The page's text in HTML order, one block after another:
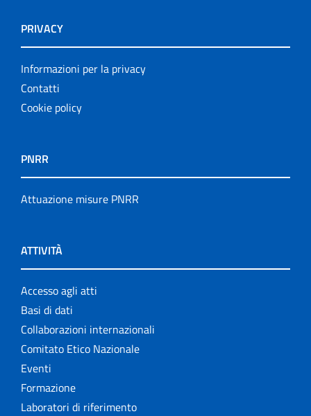
PRIVACY
Informazioni per la privacy
Contatti
Cookie policy
PNRR
Attuazione misure PNRR
ATTIVITÀ
Accesso agli atti
Basi di dati
Collaborazioni internazionali
Comitato Etico Nazionale
Eventi
Formazione
Laboratori di riferimento